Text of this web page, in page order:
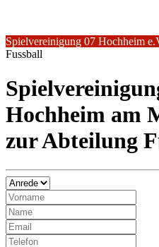
Spielvereinigung 07 Hochheim
Fussball
Hochheim am
zur Abteilung